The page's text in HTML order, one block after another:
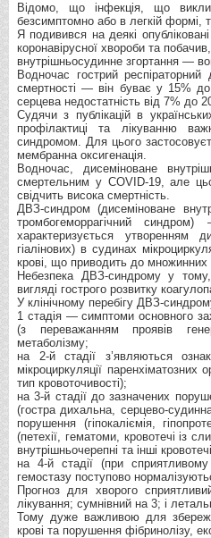
Відомо, що інфекція, що
безсимптомно або в легкій формі,
Я подивився на деякі
коронавірусної хвороби та
внутрішньосудинне згортання —
Водночас гострий
смертності — він буває у 15%
серцева недостатність від 7% до
Судячи з публікацій в
профілактиці та лікуванню
синдромом. Для цього
мембранна оксигенація.
Водночас, дисеміноване
смертельним у COVID-19, але
свідчить висока смертність.
ДВЗ-синдром (дисеміноване
тромбогеморрагічний
характеризується утворенням
гіалінових) в судинах
крові, що приводить до множинних
Небезпека ДВЗ-синдрому у
вигляді гострого розвитку
У клінічному перебігу ДВЗ-
1 стадія — симптоми основного
(з переважанням проявів
метаболізму;
на 2-й стадії з’являються
мікроциркуляції паренхіматозних
тип кровоточивості);
на 3-й стадії до зазначених
(гостра дихальна, серцево-
порушення (гіпокаліємія,
(петехії, гематоми, кровотечі із
внутрішньочерепні та інші
на 4-й стадії (при сприятливому
гемостазу поступово
Прогноз для хворого
лікування; сумнівний на 3; і
Тому дуже важливою для
крові та порушення фібринолізу,